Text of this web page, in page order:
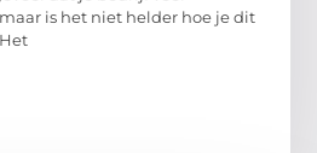
is het niet helder hoe je dit